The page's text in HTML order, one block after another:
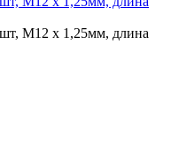
M12 x 1,25мм, длина